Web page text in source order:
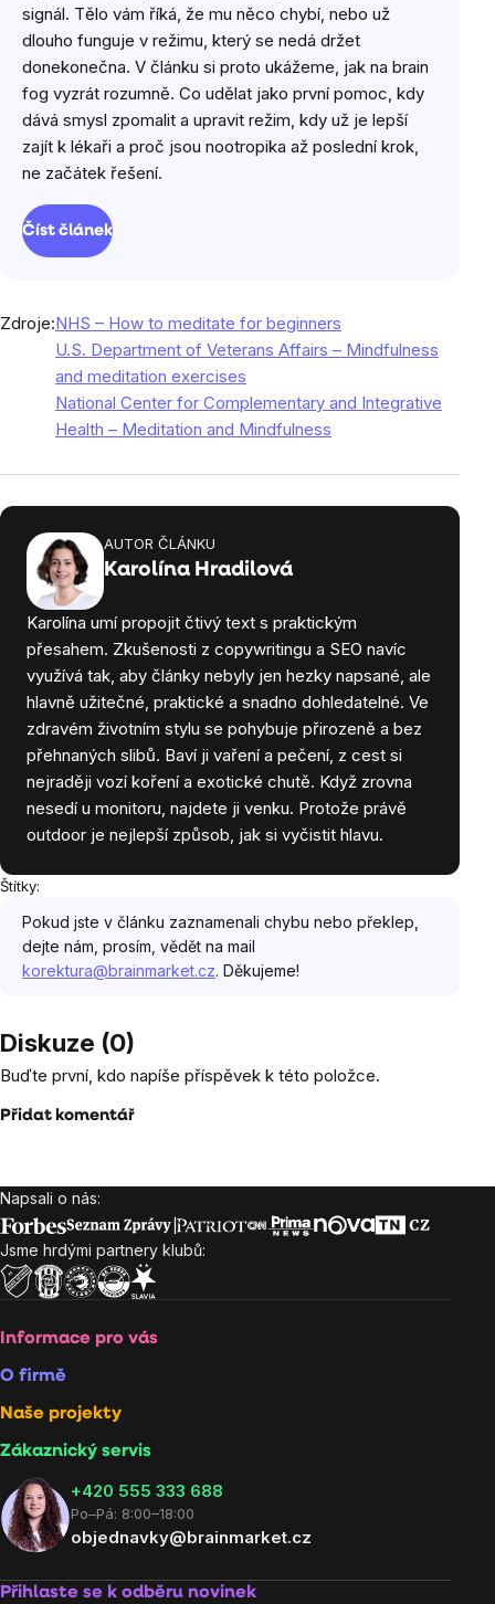
signál. Tělo vám říká, že mu něco chybí, nebo už
dlouho funguje v režimu, který se nedá držet
donekonečna. V článku si proto ukážeme, jak na brain
fog vyzrát rozumně. Co udělat jako první pomoc, kdy
dává smysl zpomalit a upravit režim, kdy už je lepší
zajít k lékaři a proč jsou nootropika až poslední krok,
ne začátek řešení.
Číst článek
Zdroje:NHS – How to meditate for beginners
U.S. Department of Veterans Affairs – Mindfulness
and meditation exercises
National Center for Complementary and Integrative
Health – Meditation and Mindfulness
AUTOR ČLÁNKU
Karolína Hradilová
Karolína umí propojit čtivý text s praktickým
přesahem. Zkušenosti z copywritingu a SEO navíc
využívá tak, aby články nebyly jen hezky napsané, ale
hlavně užitečné, praktické a snadno dohledatelné. Ve
zdravém životním stylu se pohybuje přirozeně a bez
přehnaných slibů. Baví ji vaření a pečení, z cest si
nejraději vozí koření a exotické chutě. Když zrovna
nesedí u monitoru, najdete ji venku. Protože právě
outdoor je nejlepší způsob, jak si vyčistit hlavu.
Štítky:
Pokud jste v článku zaznamenali chybu nebo překlep,
dejte nám, prosím, vědět na mail
korektura@brainmarket.cz. Děkujeme!
Diskuze (0)
Buďte první, kdo napíše příspěvek k této položce.
Přidat komentář
Zápatí
Napsali o nás:
Jsme hrdými partnery klubů:
Informace pro vás
O firmě
Naše projekty
Zákaznický servis
‭+420 555 333 688
Po–Pá: 8:00–18:00
objednavky@brainmarket.cz
Přihlaste se k odběru novinek